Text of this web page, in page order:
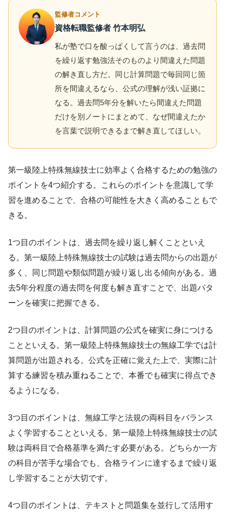
監修者コメント
資格転職監修者 竹本明弘
私が塾で口を酸っぱくして言うのは、過去問
を繰り返す勉強法そのものより間違えた問題
の解き直し方だ。同じ計算問題で毎回同じ箇
所を間違えるなら、公式の理解が浅い証拠に
なる。過去問5年分を解いたら間違えた問題
だけを別ノートにまとめて、なぜ間違えたか
を言葉で説明できるまで解き直してほしい。
第一級陸上特殊無線技士に効率よく合格するための勉強の
ポイントを4つ紹介する。これらのポイントを意識して学
習を進めることで、合格の可能性を大きく高めることもで
きる。
1つ目のポイントは、過去問を繰り返し解くことといえ
る。第一級陸上特殊無線技士の試験は過去問からの出題が
多く、同じ問題や類似問題が繰り返し出る傾向がある。過
去5年分程度の過去問を何度も解き直すことで、出題パタ
ーンを確実に把握できる。
2つ目のポイントは、計算問題の公式を確実に身につける
ことといえる。第一級陸上特殊無線技士の無線工学では計
算問題が出題される。公式を正確に覚えた上で、実際に計
算する練習を積み重ねることで、本番でも確実に得点でき
るようになる。
3つ目のポイントは、無線工学と法規の両科目をバランス
よく学習することといえる。第一級陸上特殊無線技士の試
験は両科目で合格基準を満たす必要がある。どちらか一方
の科目が苦手な場合でも、合格ラインに達するまで繰り返
し学習することが大切です。
4つ目のポイントは、テキストと問題集を並行して活用す